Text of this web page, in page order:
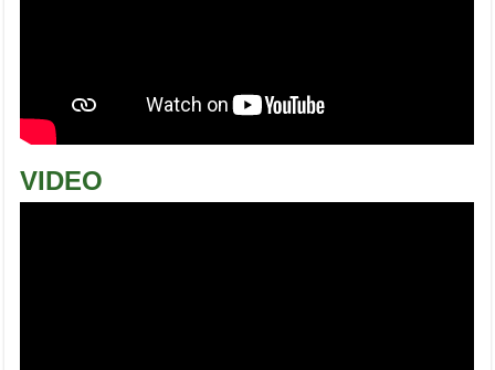
VIDEO